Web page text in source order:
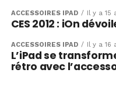
ACCESSOIRES IPAD Il y a 15
CES 2012 : iOn
ACCESSOIRES IPAD Il y a 16
L’iPad se
rétro avec